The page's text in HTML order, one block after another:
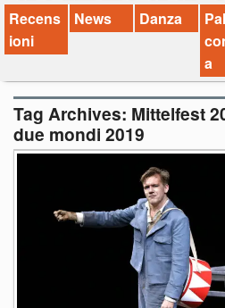
Video
Chi siamo
Contatti
dT in English
Recens
ioni
News Danza
a
Tag Archives: Mittelfest
due mondi 2019